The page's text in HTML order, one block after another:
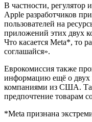
В частности, регулятор
Apple разработчиков
пользователей на
приложений этих двух
Что касается Meta*, то
соглашайся».
Еврокомиссия также
информацию ещё о двух
компаниями из США.
предпочтение товарам
*Meta признана